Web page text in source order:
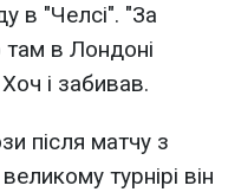
в "Челсі". "За
в Лондоні
і забивав.
після матчу з
турнірі він